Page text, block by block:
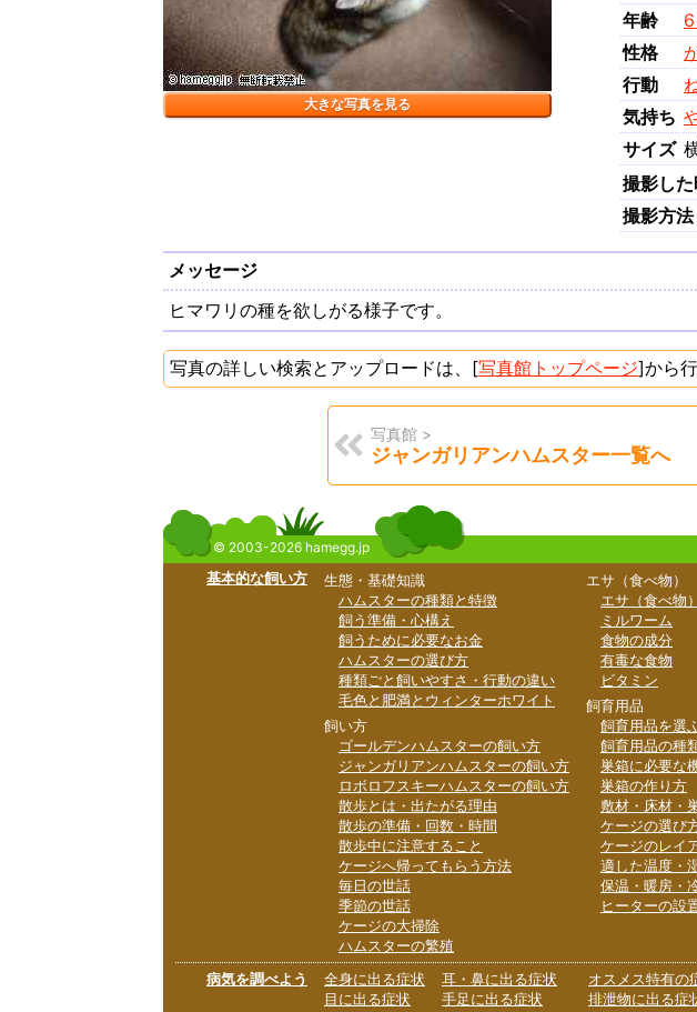
大きな写真を見る
年齢
性格
行動
気持ち
サイズ
撮影し
撮影方
メッセージ
ヒマワリの種を欲しがる様子です。
写真の詳しい検索とアップロードは、[写真館トップページ]から行
写真館 >
ジャンガリアンハムスター一覧へ
© 2003-2026 hamegg.jp
基本的な飼い方
生態・基礎知識
ハムスターの種類と特徴
飼う準備・心構え
飼うために必要なお金
ハムスターの選び方
種類ごと飼いやすさ・行動の違い
毛色と肥満とウィンターホワイト
飼い方
ゴールデンハムスターの飼い方
ジャンガリアンハムスターの飼い方
ロボロフスキーハムスターの飼い方
散歩とは・出たがる理由
散歩の準備・回数・時間
散歩中に注意すること
ケージへ帰ってもらう方法
毎日の世話
季節の世話
ケージの大掃除
ハムスターの繁殖
エサ（食べ物）
エサ（食べ物）
ミルワーム
食物の成分
有毒な食物
ビタミン
飼育用品
飼育用品を選
飼育用品の種
巣箱に必要な
巣箱の作り方
敷材・床材・
ケージの選び
ケージのレイ
適した温度・
保温・暖房・
ヒーターの設
病気を調べよう
全身に出る症状
目に出る症状
耳・鼻に出る症状
手足に出る症状
オスメス特有の
排泄物に出る症